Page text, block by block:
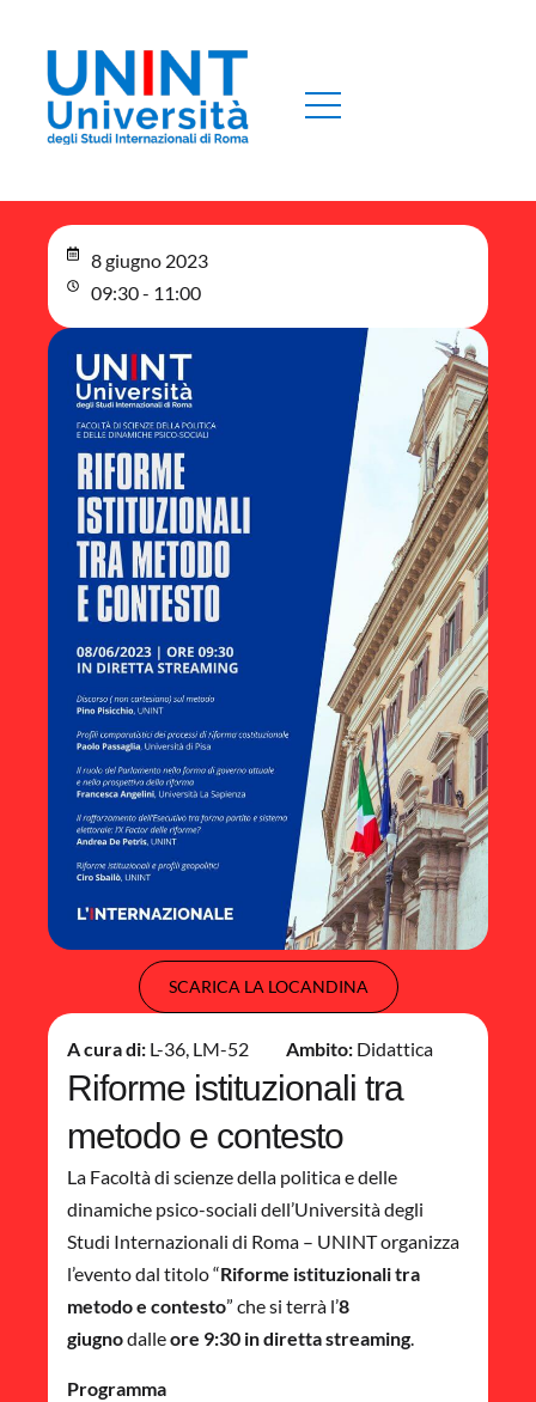
8 giugno 2023
09:30 - 11:00
SCARICA LA LOCANDINA
A cura di: L-36, LM-52 Ambito: Didattica
Riforme istituzionali tra
metodo e contesto
La Facoltà di scienze della politica e delle
dinamiche psico-sociali dell’Università degli
Studi Internazionali di Roma – UNINT organizza
l’evento dal titolo “Riforme istituzionali tra
metodo e contesto” che si terrà l’8
giugnodalleore 9:30 in diretta streaming.
Programma